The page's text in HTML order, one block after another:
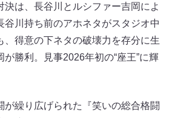
決は、長谷川とルシファー吉岡によ
谷川持ち前のアホネタがスタジオ中
、得意の下ネタの破壊力を存分に生
勝利。見事2026年初の“座王”に輝
が繰り広げられた『笑いの総合格闘